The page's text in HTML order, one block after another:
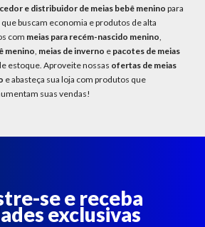
e distribuidor de meias bebê menino para
que buscam economia e produtos de alta
com meias para recém-nascido menino
menino meias de inverno e pacotes de meias
estoque. Aproveite nossas ofertas de meias
e abasteça sua loja com produtos que
suas vendas!
se e receba
exclusivas